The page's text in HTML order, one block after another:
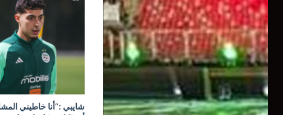
شايبي :”أنا خاطيني